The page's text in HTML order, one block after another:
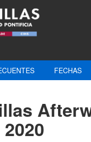
FECHAS